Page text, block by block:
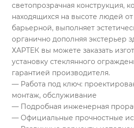
светопрозрачная конструкция,
находящихся на высоте людей
барьерной, выполняет
органично дополняя экстерьер
ХАРТЕК вы можете заказать
установку стеклянного
гарантией производителя.
— Работа под ключ:
монтаж, обслуживание
— Подробная инженерная
— Официальные прочностные